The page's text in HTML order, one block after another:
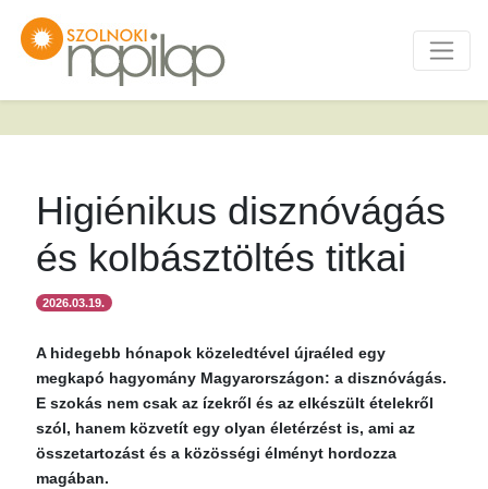
Higiénikus disznóvágás
és kolbásztöltés titkai
2026.03.19.
A hidegebb hónapok közeledtével újraéled egy
megkapó hagyomány Magyarországon: a disznóvágás.
E szokás nem csak az ízekről és az elkészült ételekről
szól, hanem közvetít egy olyan életérzést is, ami az
összetartozást és a közösségi élményt hordozza
magában.